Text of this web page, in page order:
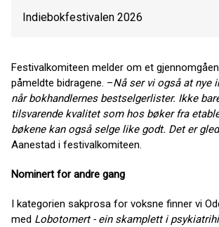
Indiebokfestivalen 2026
Festivalkomiteen melder om et
påmeldte bidragene. –Nå ser vi også at nye
når bokhandlernes bestselgerlister. Ikke
tilsvarende kvalitet som hos bøker fra
bøkene kan også selge like godt. Det er
Aanestad i festivalkomiteen.
Nominert for andre gang
I kategorien sakprosa for voksne finner vi
med Lobotomert - ein skamplett i